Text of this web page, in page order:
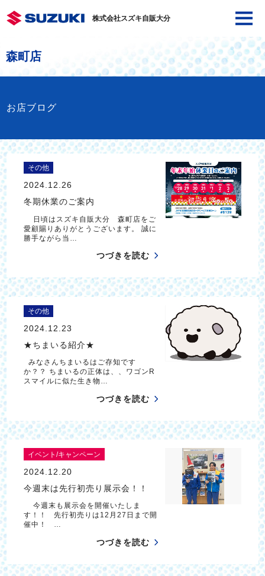
株式会社スズキ自販大分
森町店
お店ブログ
その他
2024.12.26
冬期休業のご案内
日頃はスズキ自販大分 森町店をご
愛顧賜りありがとうございます。 誠に
勝手ながら当…
つづきを読む
その他
2024.12.23
★ちまいる紹介★
みなさんちまいるはご存知です
か？？ ちまいるの正体は、、ワゴンR
スマイルに似た生き物…
つづきを読む
イベント/キャンペーン
2024.12.20
今週末は先行初売り展示会！！
今週末も展示会を開催いたしま
す！！ 先行初売りは12月27日まで開
催中！ …
つづきを読む